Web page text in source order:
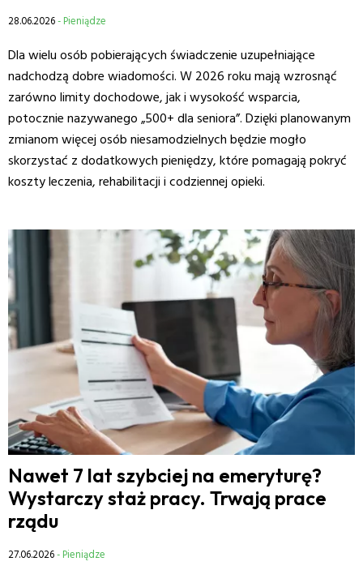
28.06.2026- Pieniądze
Dla wielu osób pobierających świadczenie uzupełniające
nadchodzą dobre wiadomości. W 2026 roku mają wzrosnąć
zarówno limity dochodowe, jak i wysokość wsparcia,
potocznie nazywanego „500+ dla seniora”. Dzięki planowanym
zmianom więcej osób niesamodzielnych będzie mogło
skorzystać z dodatkowych pieniędzy, które pomagają pokryć
koszty leczenia, rehabilitacji i codziennej opieki.
Nawet 7 lat szybciej na emeryturę?
Wystarczy staż pracy. Trwają prace
rządu
27.06.2026- Pieniądze